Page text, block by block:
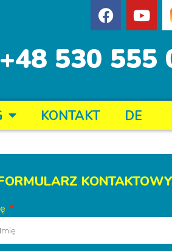
+48 530 555
KONTAKT DE
KONTAKTOWY